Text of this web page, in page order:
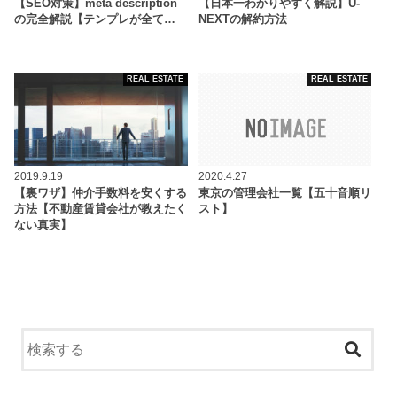
【SEO対策】meta description
の完全解説【テンプレが全て…
【日本一わかりやすく解説】U-
NEXTの解約方法
REAL ESTATE
2019.9.19
【裏ワザ】仲介手数料を安くする
方法【不動産賃貸会社が教えたく
ない真実】
REAL ESTATE
2020.4.27
東京の管理会社一覧【五十音順リ
スト】